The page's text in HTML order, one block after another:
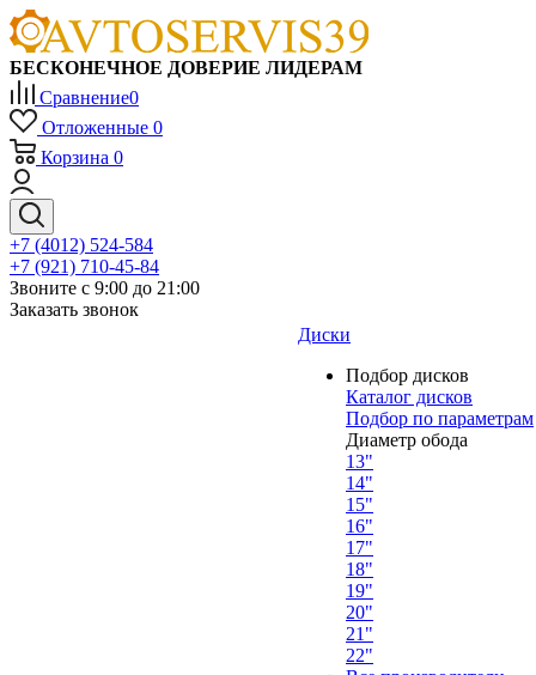
БЕСКОНЕЧНОЕ ДОВЕРИЕ ЛИДЕРАМ
Сравнение0
Отложенные 0
Корзина 0
+7 (4012) 524-584
+7 (921) 710-45-84
Звоните с 9:00 до 21:00
Заказать звонок
Диски
Подбор дисков
Каталог дисков
Подбор по параметрам
Диаметр обода
13"
14"
15"
16"
17"
18"
19"
20"
21"
22"